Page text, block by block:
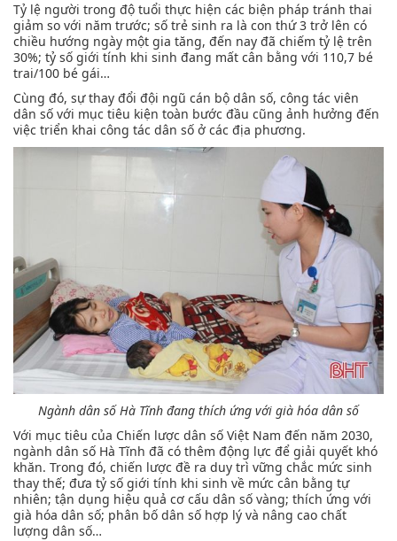
Tỷ lệ người trong độ tuổi thực hiện các biện pháp tránh thai
giảm so với năm trước; số trẻ sinh ra là con thứ 3 trở lên có
chiều hướng ngày một gia tăng, đến nay đã chiếm tỷ lệ trên
30%; tỷ số giới tính khi sinh đang mất cân bằng với 110,7 bé
trai/100 bé gái…
Cùng đó, sự thay đổi đội ngũ cán bộ dân số, công tác viên
dân số với mục tiêu kiện toàn bước đầu cũng ảnh hưởng đến
việc triển khai công tác dân số ở các địa phương.
Ngành dân số Hà Tĩnh đang thích ứng với già hóa dân số
Với mục tiêu của Chiến lược dân số Việt Nam đến năm 2030,
ngành dân số Hà Tĩnh đã có thêm động lực để giải quyết khó
khăn. Trong đó, chiến lược đề ra duy trì vững chắc mức sinh
thay thế; đưa tỷ số giới tính khi sinh về mức cân bằng tự
nhiên; tận dụng hiệu quả cơ cấu dân số vàng; thích ứng với
già hóa dân số; phân bố dân số hợp lý và nâng cao chất
lượng dân số…